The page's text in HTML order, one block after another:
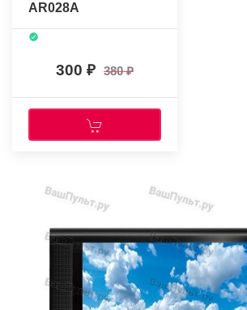
AR028A
300 380